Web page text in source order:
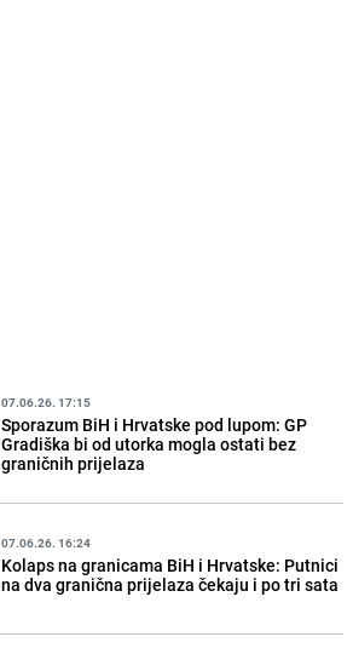
07.06.26. 17:15
Sporazum BiH i Hrvatske pod lupom: GP
Gradiška bi od utorka mogla ostati bez
graničnih prijelaza
07.06.26. 16:24
Kolaps na granicama BiH i Hrvatske: Putnici
na dva granična prijelaza čekaju i po tri sata